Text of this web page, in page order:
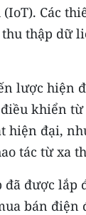
Các
thập dữ
lược hiện
khiển
hiện đại,
tác từ xa
được lắp
bán